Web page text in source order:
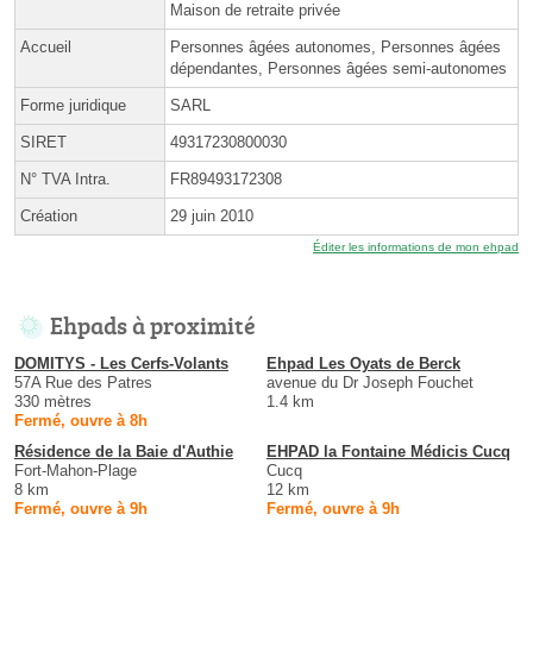
Maison de retraite privée
Accueil
Personnes âgées autonomes, Personnes âgées
dépendantes, Personnes âgées semi-autonomes
Forme juridique SARL
SIRET 49317230800030
N° TVA Intra. FR89493172308
Création 29 juin 2010
Éditer les informations de mon ehpad
Ehpads à proximité
DOMITYS - Les Cerfs-Volants
57A Rue des Patres
330 mètres
Fermé, ouvre à 8h
Ehpad Les Oyats de Berck
avenue du Dr Joseph Fouchet
1.4 km
Résidence de la Baie d'Authie
Fort-Mahon-Plage
8 km
Fermé, ouvre à 9h
EHPAD la Fontaine Médicis Cucq
Cucq
12 km
Fermé, ouvre à 9h